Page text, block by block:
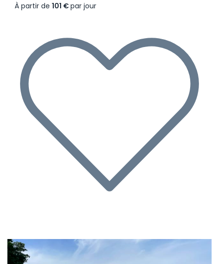
À partir de 101 €par jour